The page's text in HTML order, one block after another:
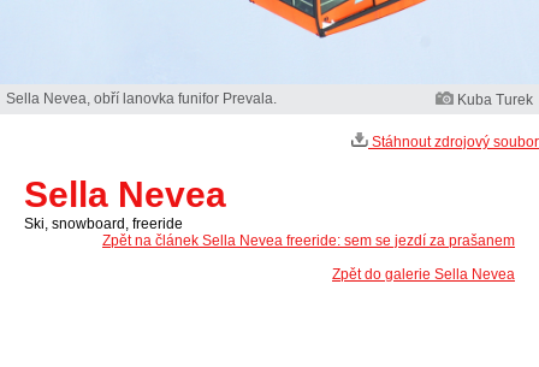
Sella Nevea, obří lanovka funifor Prevala. Kuba Turek
Stáhnout zdrojový soubor
Sella Nevea
Ski, snowboard, freeride
Zpět na článek Sella Nevea freeride: sem se jezdí za prašanem
Zpět do galerie Sella Nevea